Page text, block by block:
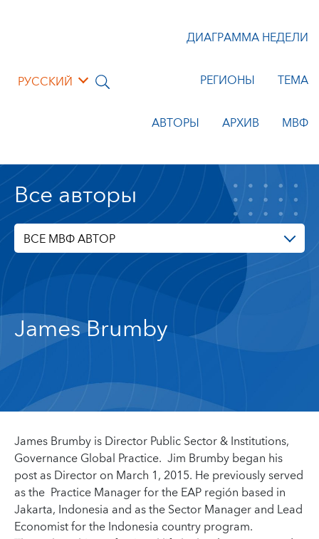
РУССКИЙ
ДИАГРАММА НЕДЕЛИ
РЕГИОНЫ ТЕМА
АВТОРЫ АРХИВ МВФ
Все авторы
ВСЕ МВФ АВТОР
James Brumby
James Brumby is Director Public Sector & Institutions,
Governance Global Practice. Jim Brumby began his
post as Director on March 1, 2015. He previously served
as the Practice Manager for the EAP región based in
Jakarta, Indonesia and as the Sector Manager and Lead
Economist for the Indonesia country program.